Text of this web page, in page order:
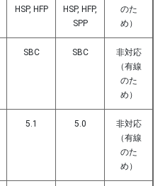
HSP, HFP
HSP, HFP,
SPP
のた
め）
SBC SBC
非対応
（有線
のた
め）
5.1 5.0
非対応
（有線
のた
め）